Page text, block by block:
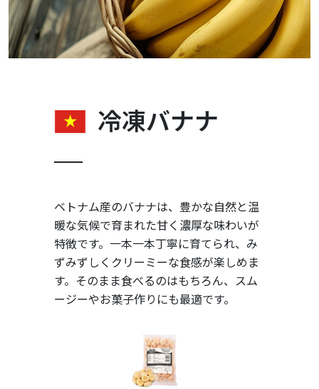
冷凍バナナ
ベトナム産のバナナは、豊かな自然と温
暖な気候で育まれた甘く濃厚な味わいが
特徴です。一本一本丁寧に育てられ、み
ずみずしくクリーミーな食感が楽しめま
す。そのまま食べるのはもちろん、スム
ージーやお菓子作りにも最適です。